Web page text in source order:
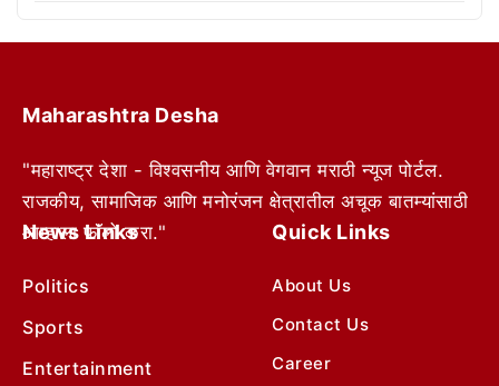
Maharashtra Desha
"महाराष्ट्र देशा - विश्वसनीय आणि वेगवान मराठी न्यूज पोर्टल.
राजकीय, सामाजिक आणि मनोरंजन क्षेत्रातील अचूक बातम्यांसाठी
आम्हाला फॉलो करा."
News Links
Politics
Sports
Entertainment
Quick Links
About Us
Contact Us
Career